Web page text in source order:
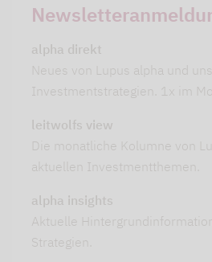
alpha direkt
Neues von Lupus alpha und
Investmentstrategien. 1x im
leitwolfs view
Die monatliche Kolumne von
aktuellen Investmentthemen.
alpha insights
Aktuelle
Strategien.